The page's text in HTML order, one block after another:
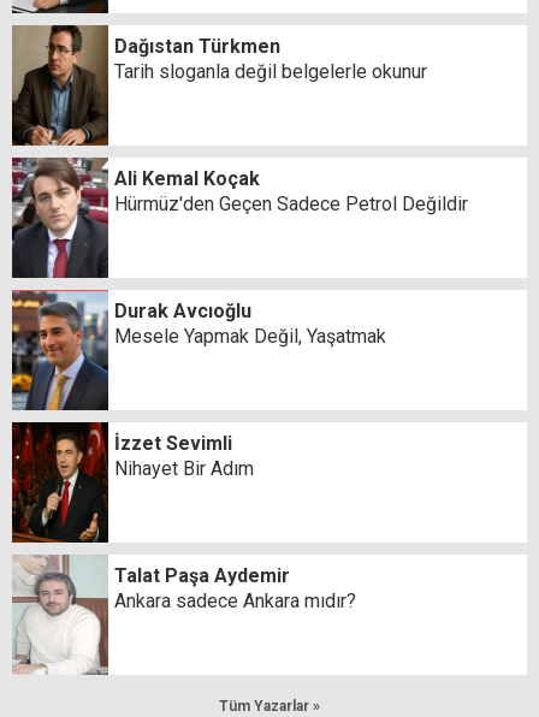
Dağıstan Türkmen
Tarih sloganla değil belgelerle okunur
Ali Kemal Koçak
Hürmüz'den Geçen Sadece Petrol Değildir
Durak Avcıoğlu
Mesele Yapmak Değil, Yaşatmak
İzzet Sevimli
Nihayet Bir Adım
Talat Paşa Aydemir
Ankara sadece Ankara mıdır?
Tüm Yazarlar »